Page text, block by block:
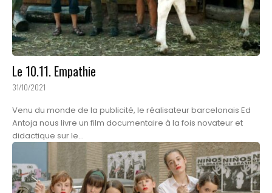
Le 10.11. Empathie
31/10/2021
Venu du monde de la publicité, le réalisateur barcelonais Ed
Antoja nous livre un film documentaire à la fois novateur et
didactique sur le...